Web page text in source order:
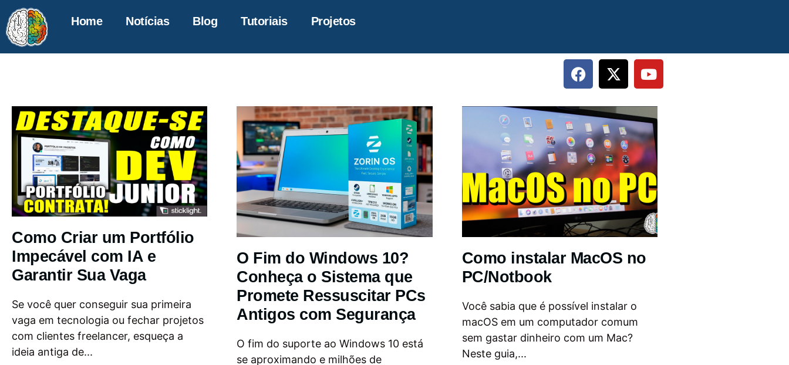
Home Notícias Blog Tutoriais Projetos
Como Criar um Portfólio
Impecável com IA e
Garantir Sua Vaga
Se você quer conseguir sua primeira
vaga em tecnologia ou fechar projetos
com clientes freelancer, esqueça a
ideia antiga de...
O Fim do Windows 10?
Conheça o Sistema que
Promete Ressuscitar PCs
Antigos com Segurança
O fim do suporte ao Windows 10 está
se aproximando e milhões de
Como instalar MacOS no
PC/Notbook
Você sabia que é possível instalar o
macOS em um computador comum
sem gastar dinheiro com um Mac?
Neste guia,...